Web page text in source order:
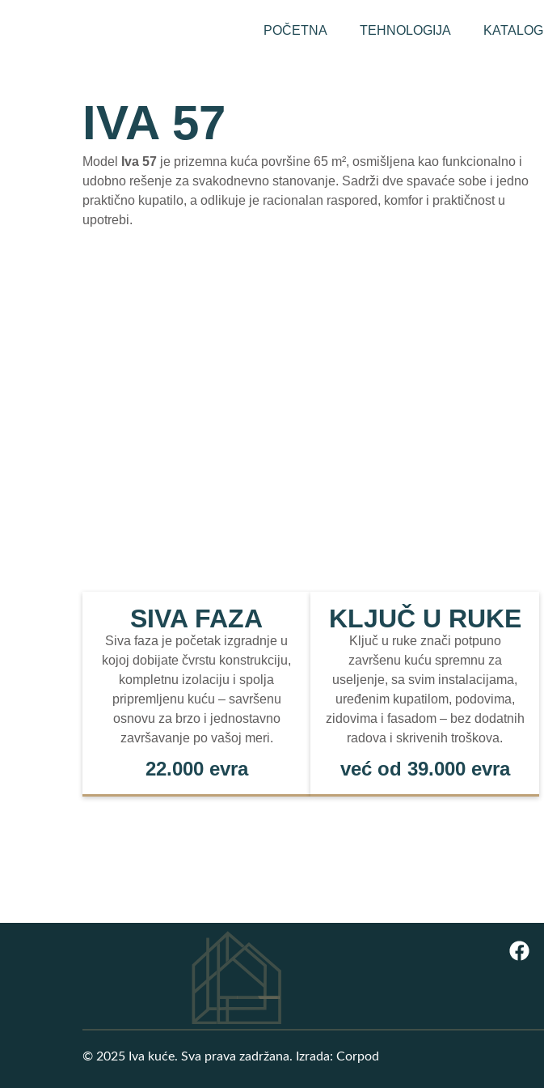
POČETNA TEHNOLOGIJA KATALOG
IVA 57
Model Iva 57 je prizemna kuća površine 65 m², osmišljena kao funkcionalno i
udobno rešenje za svakodnevno stanovanje. Sadrži dve spavaće sobe i jedno
praktično kupatilo, a odlikuje je racionalan raspored, komfor i praktičnost u
upotrebi.
SIVA FAZA
Siva faza je početak izgradnje u
kojoj dobijate čvrstu konstrukciju,
kompletnu izolaciju i spolja
pripremljenu kuću – savršenu
osnovu za brzo i jednostavno
završavanje po vašoj meri.
22.000 evra
KLJUČ U RUKE
Ključ u ruke znači potpuno
završenu kuću spremnu za
useljenje, sa svim instalacijama,
uređenim kupatilom, podovima,
zidovima i fasadom – bez dodatnih
radova i skrivenih troškova.
već od 39.000 evra
© 2025 Iva kuće. Sva prava zadržana. Izrada: Corpod